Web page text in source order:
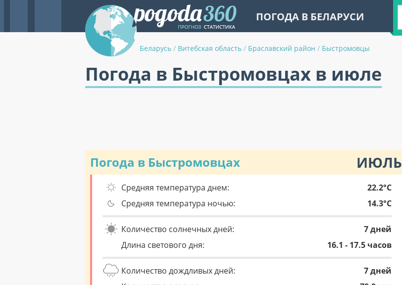
ПОГОДА В БЕЛАРУСИ
Беларусь / Витебская область / Браславский район / Быстромовцы
Погода в Быстромовцах в июле
Погода в Быстромовцах ИЮЛЬ
Средняя температура днем:
22.2°C
Средняя температура ночью:
14.3°C
Количество солнечных дней:
7 дней
Длина светового дня:
16.1 - 17.5 часов
Количество дождливых дней:
7 дней